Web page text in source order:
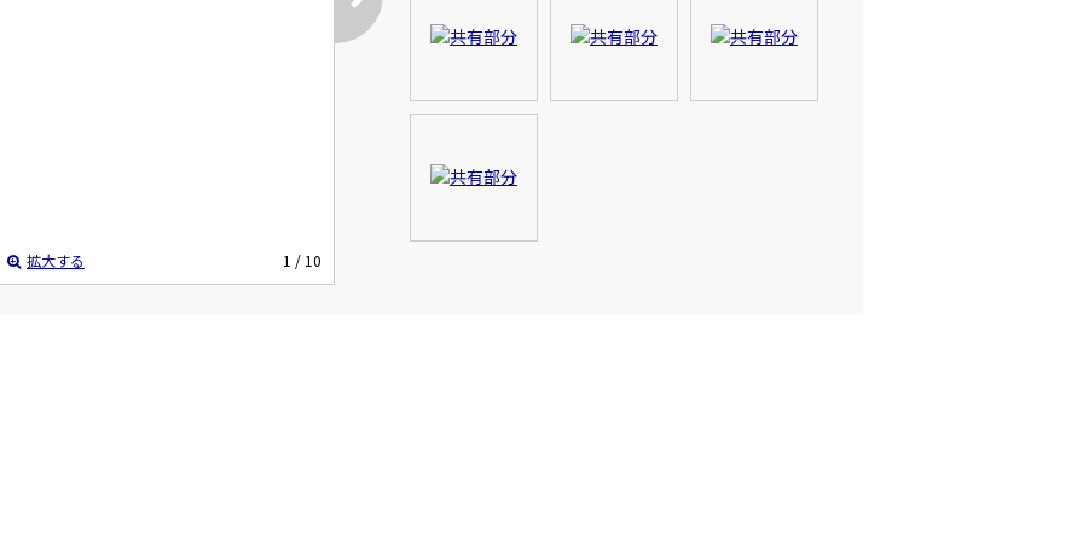
拡大する 1 / 10